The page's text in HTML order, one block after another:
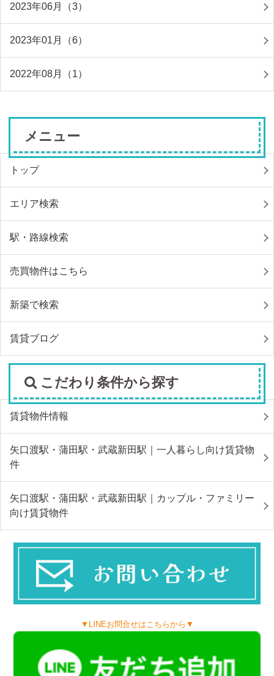
2023年06月（3）
2023年01月（6）
2022年08月（1）
メニュー
トップ
エリア検索
駅・路線検索
売買物件はこちら
新築で検索
賃貸ブログ
こだわり条件から探す
賃貸物件情報
矢口渡駅・蒲田駅・武蔵新田駅｜一人暮らし向け賃貸物
件
矢口渡駅・蒲田駅・武蔵新田駅｜カップル・ファミリー
向け賃貸物件
▼LINEお問合せはこちらから▼